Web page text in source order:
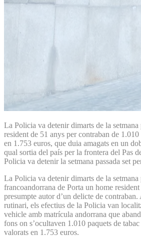
La Policia va detenir dimarts de la setmana
resident de 51 anys per contraban de
en 1.753 euros, que duia amagats en un
qual sortia del país per la frontera del Pas
Policia va detenir la setmana passada set
La Policia va detenir dimarts de la setmana
francoandorrana de Porta un home
presumpte autor d’un delicte de
rutinari, els efectius de la Policia van
vehicle amb matrícula andorrana que
fons on s’ocultaven 1.010 paquets de
valorats en 1.753 euros.